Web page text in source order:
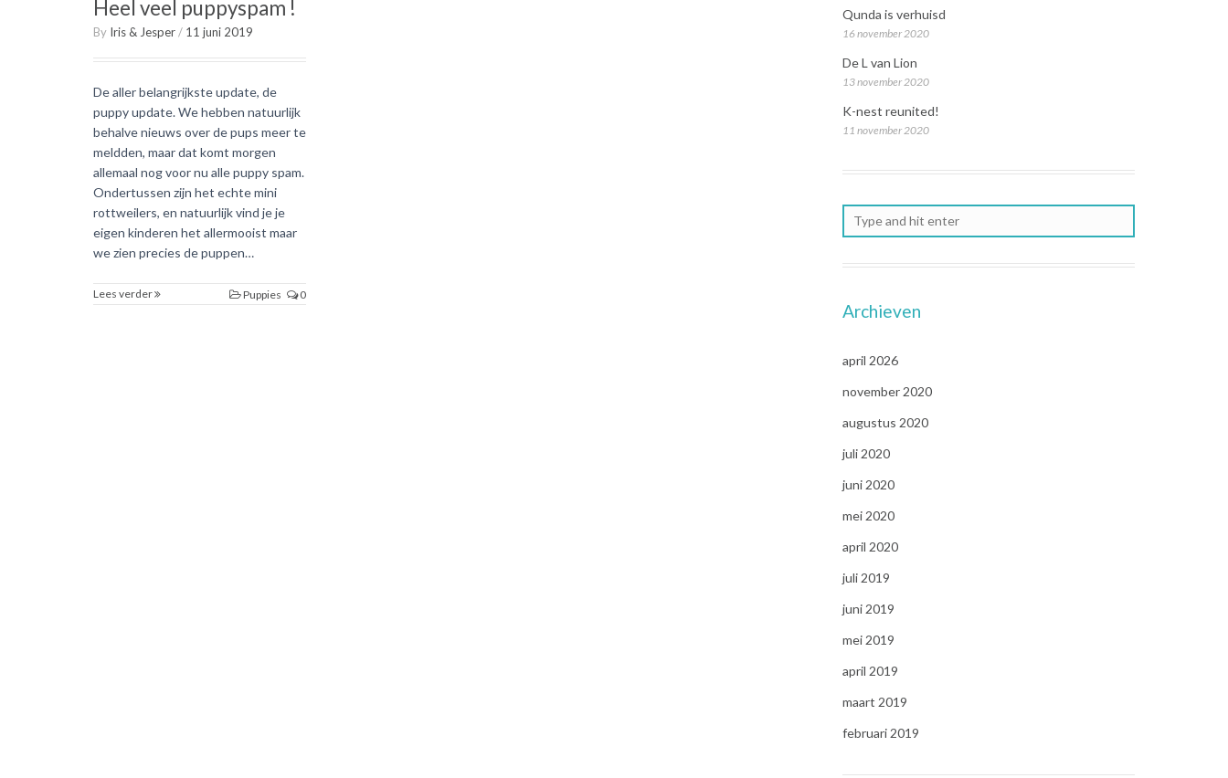
Heel veel puppyspam !
By Iris & Jesper/ 11 juni 2019
De aller belangrijkste update, de
puppy update. We hebben natuurlijk
behalve nieuws over de pups meer te
meldden, maar dat komt morgen
allemaal nog voor nu alle puppy spam.
Ondertussen zijn het echte mini
rottweilers, en natuurlijk vind je je
eigen kinderen het allermooist maar
we zien precies de puppen…
Lees verder Puppies 0
Qunda is verhuisd
16 november 2020
De L van Lion
13 november 2020
K-nest reunited!
11 november 2020
Archieven
april 2026
november 2020
augustus 2020
juli 2020
juni 2020
mei 2020
april 2020
juli 2019
juni 2019
mei 2019
april 2019
maart 2019
februari 2019